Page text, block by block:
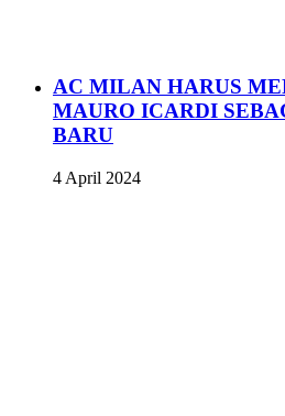
AC MILAN HARUS
MAURO ICARDI
BARU
4 April 2024